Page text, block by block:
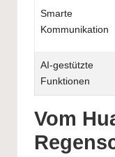
Smarte
Kommunikation
AI-gestützte
Funktionen
Vom